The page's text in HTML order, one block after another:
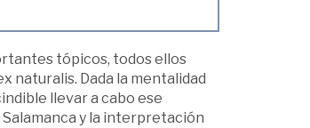
tópicos, todos ellos
naturalis. Dada la mentalidad
llevar a cabo ese
y la interpretación